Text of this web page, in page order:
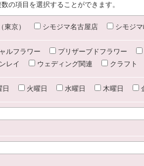
の項目を選択することができます。
京） シモジマ名古屋店 シモジ
ルフラワー プリザーブドフラワー
レイ
ウェディング関連 クラフト
日 火曜日 水曜日 木曜日